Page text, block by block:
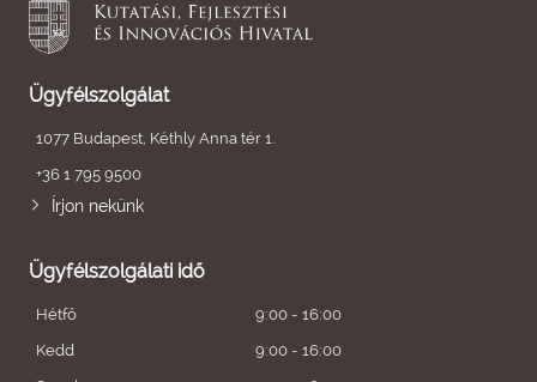
Ügyfélszolgálat
1077 Budapest, Kéthly Anna tér 1.
+36 1 795 9500
Írjon nekünk
Ügyfélszolgálati idő
Hétfő
9:00 - 16:00
Kedd
9:00 - 16:00